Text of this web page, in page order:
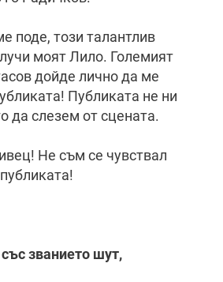
поде, този талантлив
моят Лило. Големият
дойде лично да ме
Публиката не ни
да слезем от сцената.
Не съм се чувствал
званието шут,